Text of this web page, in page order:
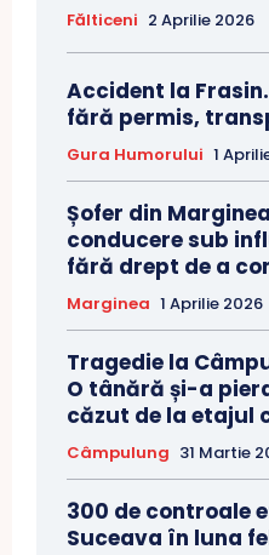
Fălticeni 2 Aprilie 2026
Accident la
fără permis,
Gura Humorului 1
Șofer din
conducere sub
fără drept de a
Marginea 1 Aprilie 2026
Tragedie la
O tânără și-a
căzut de la etajul
Câmpulung 31 Martie
300 de controale
Suceava în luna